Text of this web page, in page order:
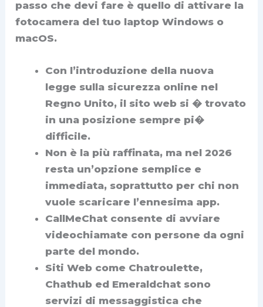
passo che devi fare è quello di attivare la
fotocamera del tuo laptop Windows o
macOS.
Con l’introduzione della nuova
legge sulla sicurezza online nel
Regno Unito, il sito web si � trovato
in una posizione sempre pi�
difficile.
Non è la più raffinata, ma nel 2026
resta un’opzione semplice e
immediata, soprattutto per chi non
vuole scaricare l’ennesima app.
CallMeChat consente di avviare
videochiamate con persone da ogni
parte del mondo.
Siti Web come Chatroulette,
Chathub ed Emeraldchat sono
servizi di messaggistica che